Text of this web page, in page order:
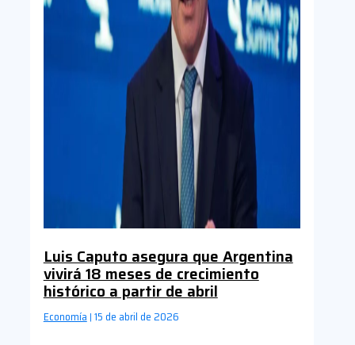
Luis Caputo asegura que Argentina
vivirá 18 meses de crecimiento
histórico a partir de abril
Economía | 15 de abril de 2026